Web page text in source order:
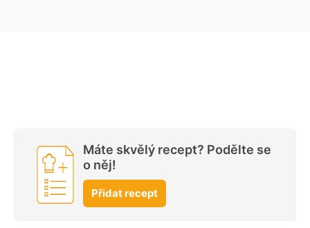
Máte skvělý recept? Podělte se
o něj!
Přidat recept